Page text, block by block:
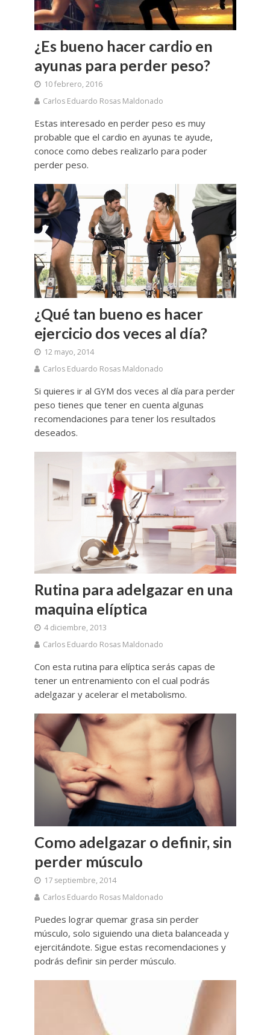
¿Es bueno hacer cardio en
ayunas para perder peso?
10 febrero, 2016
Carlos Eduardo Rosas Maldonado
Estas interesado en perder peso es muy
probable que el cardio en ayunas te ayude,
conoce como debes realizarlo para poder
perder peso.
¿Qué tan bueno es hacer
ejercicio dos veces al día?
12 mayo, 2014
Carlos Eduardo Rosas Maldonado
Si quieres ir al GYM dos veces al día para perder
peso tienes que tener en cuenta algunas
recomendaciones para tener los resultados
deseados.
Rutina para adelgazar en una
maquina elíptica
4 diciembre, 2013
Carlos Eduardo Rosas Maldonado
Con esta rutina para elíptica serás capas de
tener un entrenamiento con el cual podrás
adelgazar y acelerar el metabolismo.
Como adelgazar o definir, sin
perder músculo
17 septiembre, 2014
Carlos Eduardo Rosas Maldonado
Puedes lograr quemar grasa sin perder
músculo, solo siguiendo una dieta balanceada y
ejercitándote. Sigue estas recomendaciones y
podrás definir sin perder músculo.